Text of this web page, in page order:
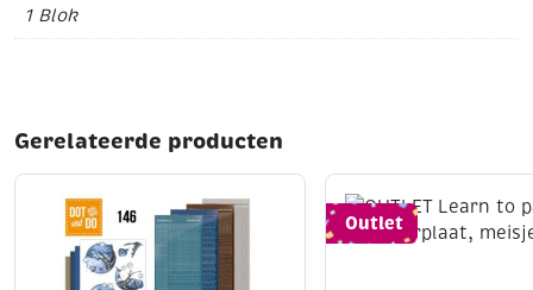
1 Blok
Gerelateerde producten
Outlet